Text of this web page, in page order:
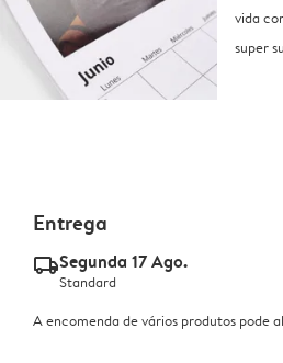
vida
super
Entrega
delivery_standard_v2Segunda 17 Ago.
Standard
A encomenda de vários produtos pode